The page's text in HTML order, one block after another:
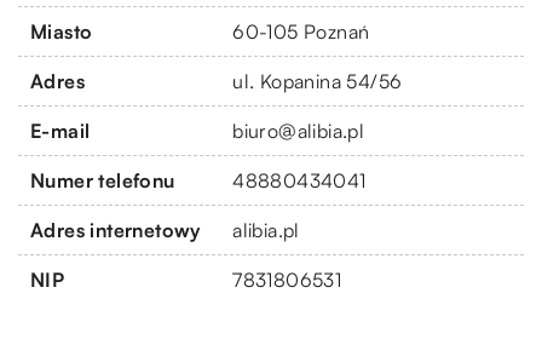
Miasto 60-105 Poznań
Adres ul. Kopanina 54/56
E-mail biuro@alibia.pl
Numer telefonu 48880434041
Adres internetowy alibia.pl
NIP 7831806531